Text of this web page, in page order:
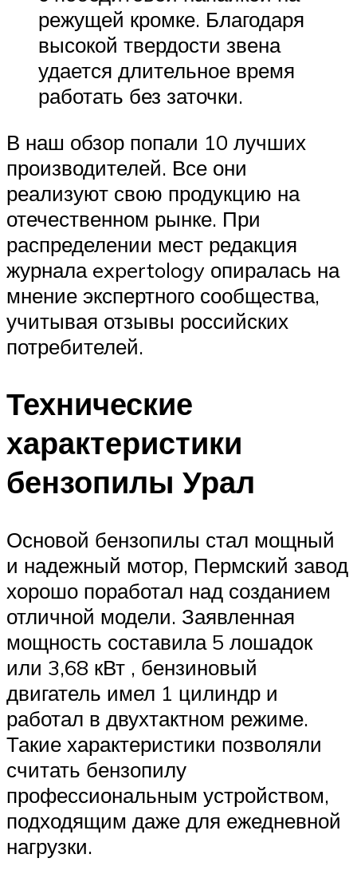
режущей кромке. Благодаря
высокой твердости звена
удается длительное время
работать без заточки.
В наш обзор попали 10 лучших
производителей. Все они
реализуют свою продукцию на
отечественном рынке. При
распределении мест редакция
журнала expertology опиралась на
мнение экспертного сообщества,
учитывая отзывы российских
потребителей.
Технические
характеристики
бензопилы Урал
Основой бензопилы стал мощный
и надежный мотор, Пермский завод
хорошо поработал над созданием
отличной модели. Заявленная
мощность составила 5 лошадок
или 3,68 кВт , бензиновый
двигатель имел 1 цилиндр и
работал в двухтактном режиме.
Такие характеристики позволяли
считать бензопилу
профессиональным устройством,
подходящим даже для ежедневной
нагрузки.